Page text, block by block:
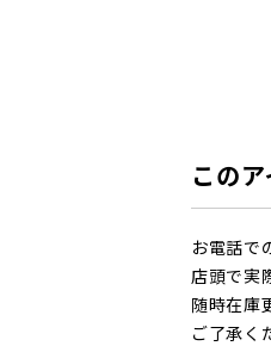
この
お電話で
店頭で実
随時在庫
ご了承く